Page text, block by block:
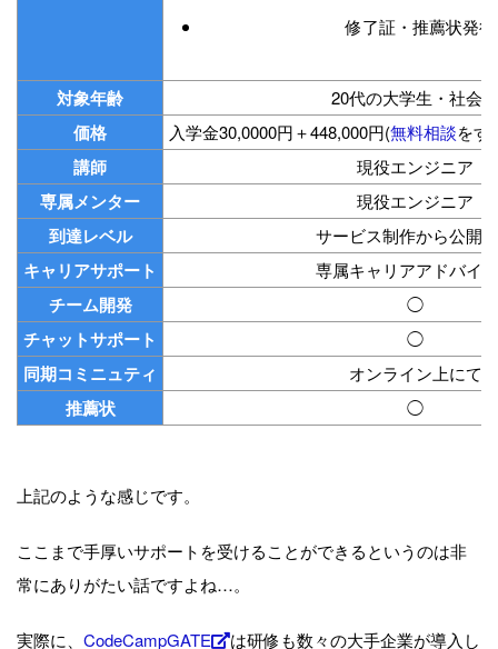
修了証・推薦状発行
対象年齢 20代の大学生・社会人
価格 入学金30,0000円＋448,000円(無料相談をす
講師 現役エンジニア
専属メンター 現役エンジニア
到達レベル サービス制作から公開
キャリアサポート 専属キャリアアドバイ
チーム開発 ◯
チャットサポート ◯
同期コミニュティ オンライン上にて
推薦状 ◯
上記のような感じです。
ここまで手厚いサポートを受けることができるというのは非
常にありがたい話ですよね…。
実際に、 CodeCampGATE は研修も数々の大手企業が導入し